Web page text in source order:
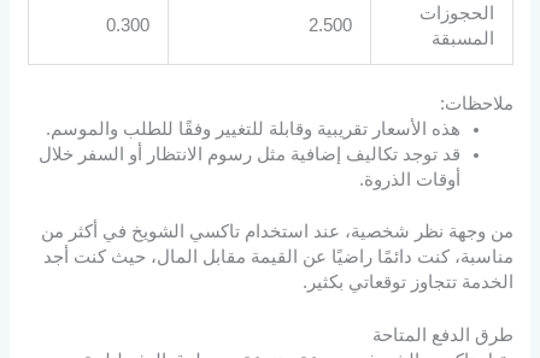
الحجوزات
المسبقة
2.500
0.300
ملاحظات:
هذه الأسعار تقريبية وقابلة للتغيير وفقًا للطلب والموسم.
قد توجد تكاليف إضافية مثل رسوم الانتظار أو السفر خلال
أوقات الذروة.
من وجهة نظر شخصية، عند استخدام تاكسي الشويخ في أكثر من
مناسبة، كنت دائمًا راضيًا عن القيمة مقابل المال، حيث كنت أجد
الخدمة تتجاوز توقعاتي بكثير.
طرق الدفع المتاحة